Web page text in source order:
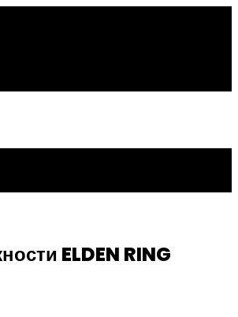
ELDEN RING